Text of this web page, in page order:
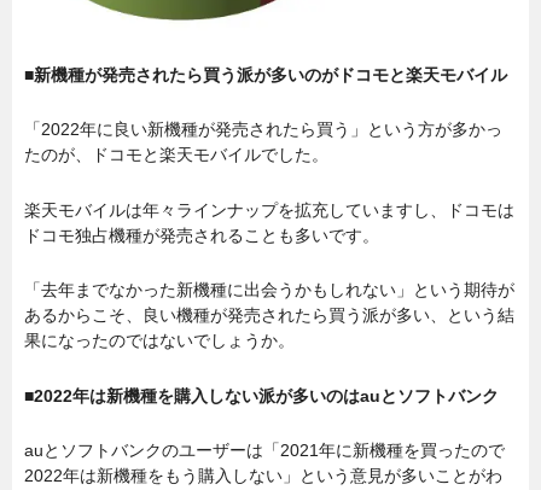
■新機種が発売されたら買う派が多いのがドコモと楽天モバイル
「2022年に良い新機種が発売されたら買う」という方が多かっ
たのが、ドコモと楽天モバイルでした。
楽天モバイルは年々ラインナップを拡充していますし、ドコモは
ドコモ独占機種が発売されることも多いです。
「去年までなかった新機種に出会うかもしれない」という期待が
あるからこそ、良い機種が発売されたら買う派が多い、という結
果になったのではないでしょうか。
■2022年は新機種を購入しない派が多いのはauとソフトバンク
auとソフトバンクのユーザーは「2021年に新機種を買ったので
2022年は新機種をもう購入しない」という意見が多いことがわ